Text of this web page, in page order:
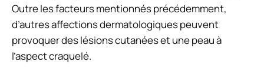
Outre les facteurs mentionnés précédemment,
d’autres affections dermatologiques peuvent
provoquer des lésions cutanées et une peau à
l’aspect craquelé.